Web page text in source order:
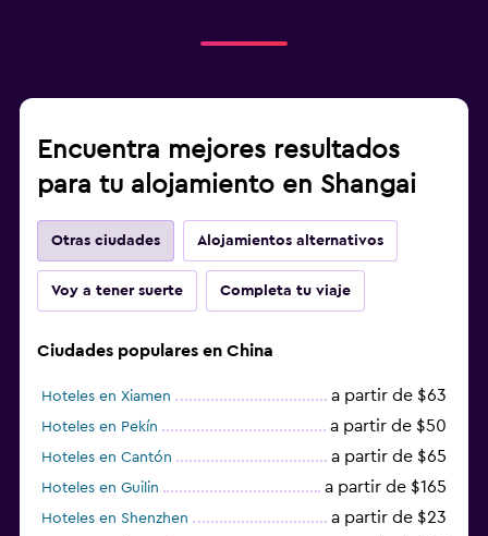
Encuentra mejores resultados
para tu alojamiento en Shangai
Otras ciudades Alojamientos alternativos
Voy a tener suerte Completa tu viaje
Ciudades populares en China
Hoteles en Xiamen a partir de $63
Hoteles en Pekín a partir de $50
Hoteles en Cantón a partir de $65
Hoteles en Guilin a partir de $165
Hoteles en Shenzhen a partir de $23